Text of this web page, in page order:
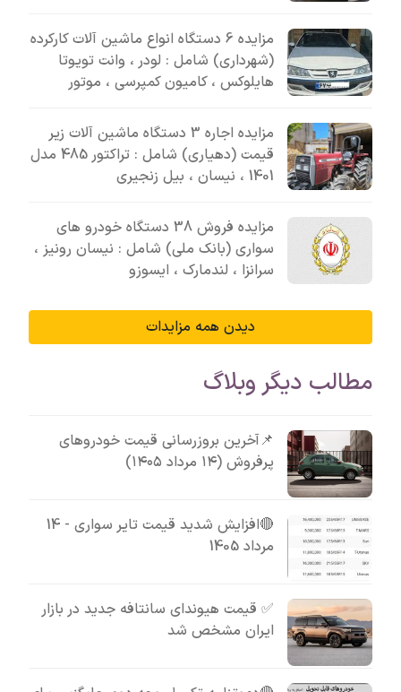
مزایده 6 دستگاه انواع ماشین آلات کارکرده
(شهرداری) شامل : لودر ، وانت تویوتا
هایلوکس ، کامیون کمپرسی ، موتور
مزایده اجاره 3 دستگاه ماشین آلات زیر
قیمت (دهیاری) شامل : تراکتور 485 مدل
1401 ، نیسان ، بیل زنجیری
مزایده فروش 38 دستگاه خودرو های
سواری (بانک ملی) شامل : نیسان رونیز ،
سرانزا ، لندمارک ، ایسوزو
دیدن همه مزایدات
مطالب دیگر وبلاگ
📌آخرین بروزرسانی قیمت خودروهای
پرفروش (۱۴ مرداد ۱۴۰۵)
🔴افزایش شدید قیمت تایر سواری - 14
مرداد 1405
✅ قیمت هیوندای سانتافه جدید در بازار
ایران مشخص شد